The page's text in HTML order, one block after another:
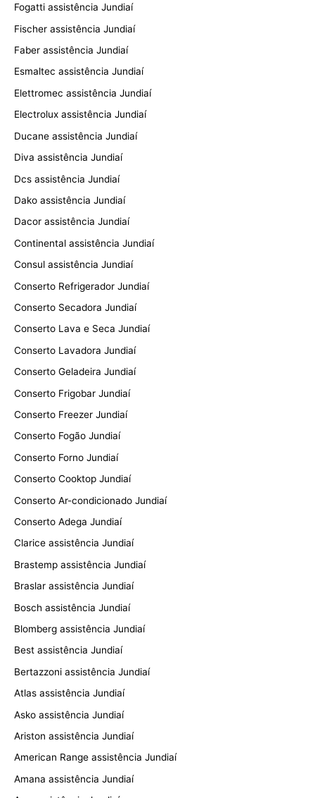
Fogatti assistência Jundiaí
Fischer assistência Jundiaí
Faber assistência Jundiaí
Esmaltec assistência Jundiaí
Elettromec assistência Jundiaí
Electrolux assistência Jundiaí
Ducane assistência Jundiaí
Diva assistência Jundiaí
Dcs assistência Jundiaí
Dako assistência Jundiaí
Dacor assistência Jundiaí
Continental assistência Jundiaí
Consul assistência Jundiaí
Conserto Refrigerador Jundiaí
Conserto Secadora Jundiaí
Conserto Lava e Seca Jundiaí
Conserto Lavadora Jundiaí
Conserto Geladeira Jundiaí
Conserto Frigobar Jundiaí
Conserto Freezer Jundiaí
Conserto Fogão Jundiaí
Conserto Forno Jundiaí
Conserto Cooktop Jundiaí
Conserto Ar-condicionado Jundiaí
Conserto Adega Jundiaí
Clarice assistência Jundiaí
Brastemp assistência Jundiaí
Braslar assistência Jundiaí
Bosch assistência Jundiaí
Blomberg assistência Jundiaí
Best assistência Jundiaí
Bertazzoni assistência Jundiaí
Atlas assistência Jundiaí
Asko assistência Jundiaí
Ariston assistência Jundiaí
American Range assistência Jundiaí
Amana assistência Jundiaí